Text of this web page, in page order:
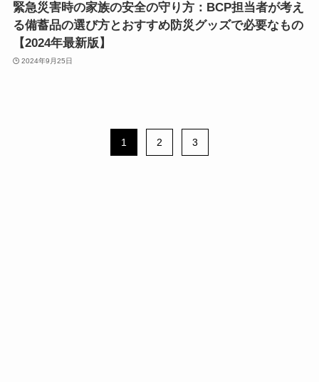
緊急災害時の家族の安全の守り方：BCP担当者が考え
る備蓄品の選び方とおすすめ防災グッズで必要なもの
【2024年最新版】
2024年9月25日
1 2 3